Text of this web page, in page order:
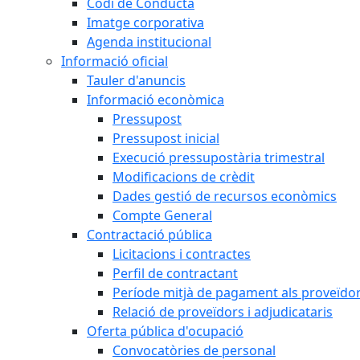
Imatge corporativa
Agenda institucional
Informació oficial
Tauler d'anuncis
Informació econòmica
Pressupost
Pressupost inicial
Execució pressupostària trimestral
Modificacions de crèdit
Dades gestió de recursos econòmics
Compte General
Contractació pública
Licitacions i contractes
Perfil de contractant
Període mitjà de pagament als
Relació de proveïdors i adjudicataris
Oferta pública d'ocupació
Convocatòries de personal